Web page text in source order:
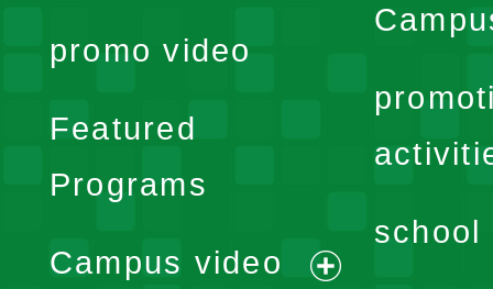
school
promo video
Featured
Programs
Campus video